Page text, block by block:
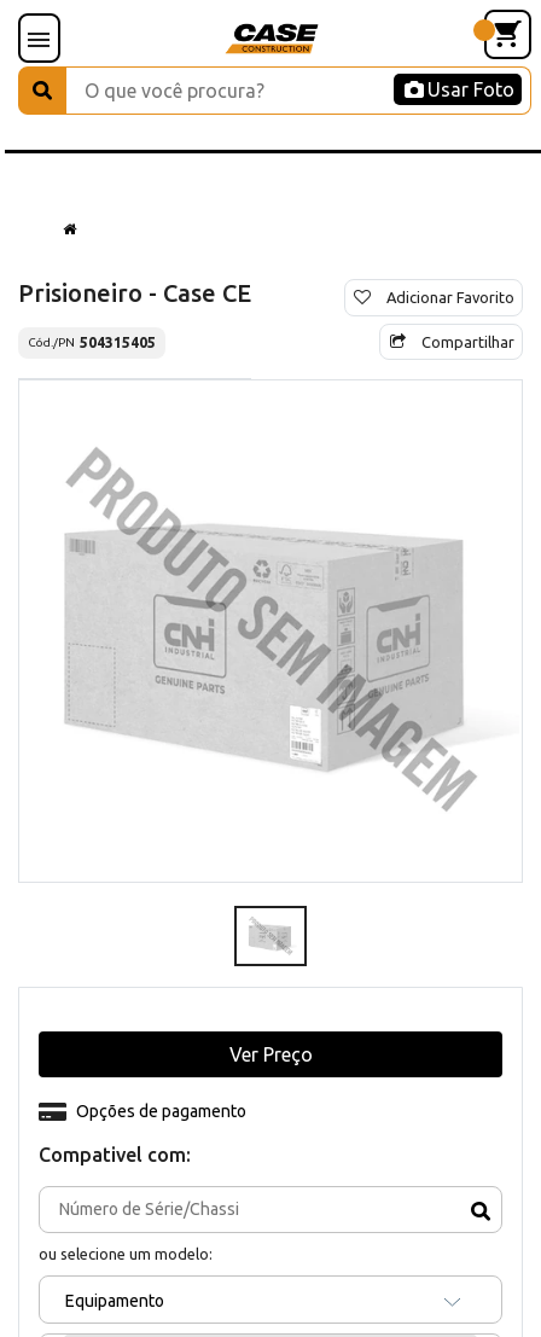
Usar Foto
Prisioneiro - Case CE
Cód./PN 504315405
Adicionar Favorito
Compartilhar
Compativel com:
ou selecione um modelo:
Equipamento
Opções de pagamento
Ver Preço